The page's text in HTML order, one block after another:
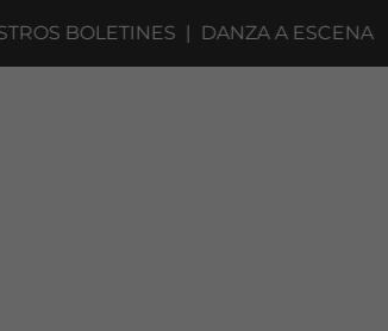
BOLETINES|DANZA A ESCENA